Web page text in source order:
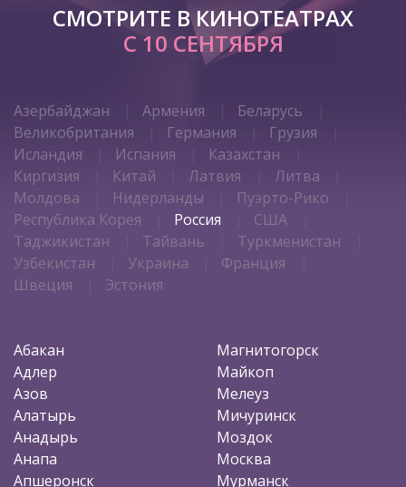
СМОТРИТЕ В КИНОТЕАТРАХ
C 10 СЕНТЯБРЯ
Азербайджан Армения
Беларусь
Великобритания
Германия
Грузия
Исландия
Испания
Казахстан
Киргизия
Китай Латвия
Литва
Молдова
Нидерланды
Пуэрто-Рико
Республика Корея
Россия
США
Таджикистан
Тайвань
Туркменистан
Узбекистан
Украина
Франция
Швеция
Эстония
Абакан
Адлер
Азов
Алатырь
Анадырь
Анапа
Апшеронск
Магнитогорск
Майкоп
Мелеуз
Мичуринск
Моздок
Москва
Мурманск